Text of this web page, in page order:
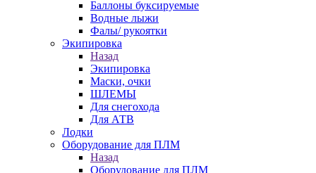
Баллоны буксируемые
Водные лыжи
Фалы/ рукоятки
Экипировка
Назад
Экипировка
Маски, очки
ШЛЕМЫ
Для снегохода
Для АТВ
Лодки
Оборудование для ПЛМ
Назад
Оборудование для ПЛМ